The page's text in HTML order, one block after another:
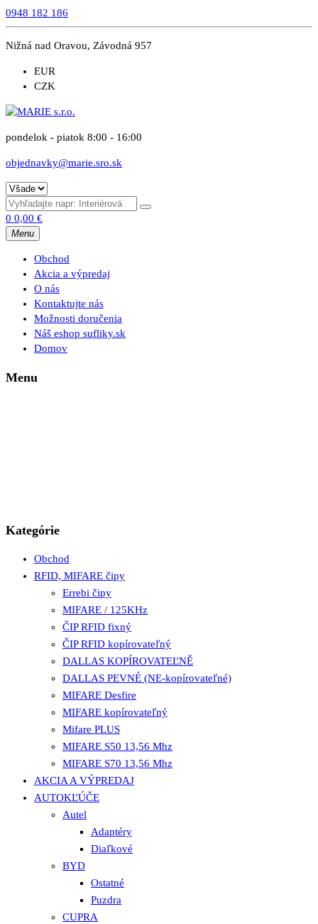
0948 182 186
Nižná nad Oravou, Závodná 957
EUR
CZK
pondelok - piatok 8:00 - 16:00
objednavky@marie.sro.sk
0 0,00 €
Menu
Obchod
Akcia a výpredaj
O nás
Kontaktujte nás
Možnosti doručenia
Náš eshop sufliky.sk
Domov
Menu
Kategórie
Obchod
RFID, MIFARE čipy
Errebi čipy
MIFARE / 125KHz
ČIP RFID fixný
ČIP RFID kopírovateľný
DALLAS KOPÍROVATEĽNĚ
DALLAS PEVNÉ (NE-kopírovateľné)
MIFARE Desfire
MIFARE kopírovateľný
Mifare PLUS
MIFARE S50 13,56 Mhz
MIFARE S70 13,56 Mhz
AKCIA A VÝPREDAJ
AUTOKĽÚČE
Autel
Adaptéry
Diaľkové
BYD
Ostatné
Puzdra
CUPRA